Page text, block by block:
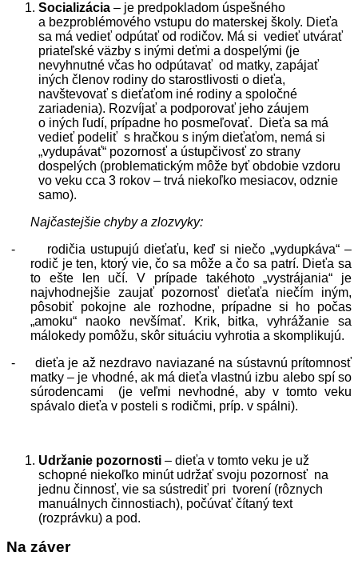
Socializácia – je predpokladom úspešného
a bezproblémového vstupu do materskej školy. Dieťa
sa má vedieť odpútať od rodičov. Má si vedieť utvárať
priateľské väzby s inými deťmi a dospelými (je
nevyhnutné včas ho odpútavať od matky, zapájať
iných členov rodiny do starostlivosti o dieťa,
navštevovať s dieťaťom iné rodiny a spoločné
zariadenia). Rozvíjať a podporovať jeho záujem
o iných ľudí, prípadne ho posmeľovať. Dieťa sa má
vedieť podeliť s hračkou s iným dieťaťom, nemá si
„vydupávať“ pozornosť a ústupčivosť zo strany
dospelých (problematickým môže byť obdobie vzdoru
vo veku cca 3 rokov – trvá niekoľko mesiacov, odznie
samo).
Najčastejšie chyby a zlozvyky:
-
rodičia ustupujú dieťaťu, keď si niečo „vydupkáva“ –
rodič je ten, ktorý vie, čo sa môže a čo sa patrí. Dieťa sa
to ešte len učí. V prípade takéhoto „vystrájania“ je
najvhodnejšie zaujať pozornosť dieťaťa niečím iným,
pôsobiť pokojne ale rozhodne, prípadne si ho počas
„amoku“ naoko nevšímať. Krik, bitka, vyhrážanie sa
málokedy pomôžu, skôr situáciu vyhrotia a skomplikujú.
-
dieťa je až nezdravo naviazané na sústavnú prítomnosť
matky – je vhodné, ak má dieťa vlastnú izbu alebo spí so
súrodencami (je veľmi nevhodné, aby v tomto veku
spávalo dieťa v posteli s rodičmi, príp. v spálni).
Udržanie pozornosti – dieťa v tomto veku je už
schopné niekoľko minút udržať svoju pozornosť na
jednu činnosť, vie sa sústrediť pri tvorení (rôznych
manuálnych činnostiach), počúvať čítaný text
(rozprávku) a pod.
Na záver